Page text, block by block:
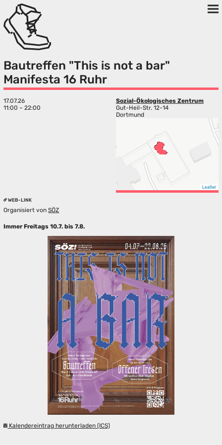
Bautreffen "This is not a bar"
Manifesta 16 Ruhr
17.07.26
11:00 – 22:00
Sozial-Ökologisches Zentrum
Gut-Heil-Str. 12-14
Dortmund
Leaflet
WEB-LINK
Organisiert vonSÖZ
Immer Freitags 10.7. bis 7.8.
Kalendereintrag herunterladen (ICS)